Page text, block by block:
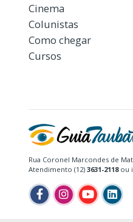
Cinema
Colunistas
Como chegar
Cursos
Rua Coronel Marcondes de
Atendimento (12) 3631-2118ou